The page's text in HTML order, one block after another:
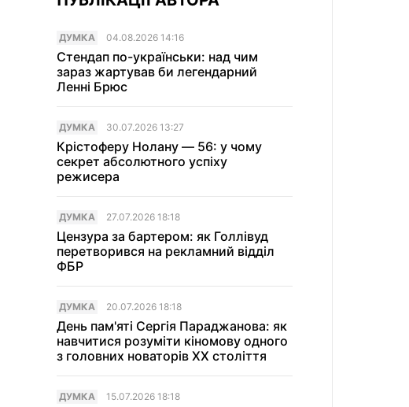
ДУМКА 04.08.2026 14:16
Стендап по-українськи: над чим
зараз жартував би легендарний
Ленні Брюс
ДУМКА 30.07.2026 13:27
Крістоферу Нолану — 56: у чому
секрет абсолютного успіху
режисера
ДУМКА 27.07.2026 18:18
Цензура за бартером: як Голлівуд
перетворився на рекламний відділ
ФБР
ДУМКА 20.07.2026 18:18
День пам'яті Сергія Параджанова: як
навчитися розуміти кіномову одного
з головних новаторів XX століття
ДУМКА 15.07.2026 18:18